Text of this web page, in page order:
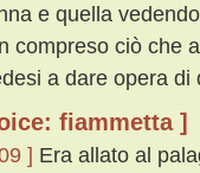
e quella
compreso ciò che
a dare opera di
fiammetta ]
] Era allato al